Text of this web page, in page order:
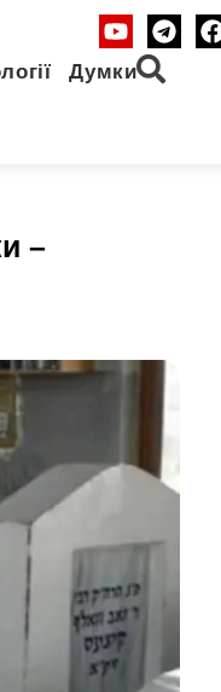
Думки
–